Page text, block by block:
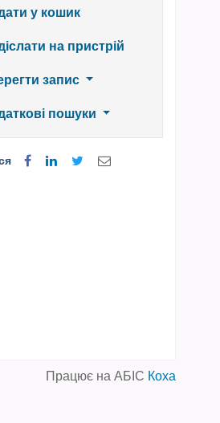
у кошик
на пристрій
запис
пошуки
Працює на АБІС Коха